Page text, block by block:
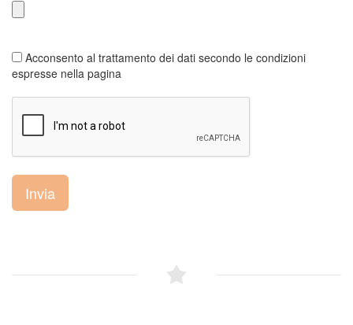
Acconsento al trattamento dei dati secondo le condizioni
espresse nella pagina
Invia